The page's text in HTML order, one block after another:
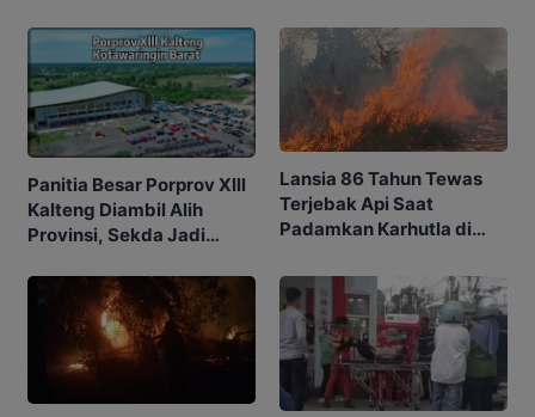
Panitia Besar Porprov Xlll
Kalteng Diambil Alih
Provinsi, Sekda Jadi
Lansia 86 Tahun Tewas
Terjebak Api Saat
Padamkan Karhutla di